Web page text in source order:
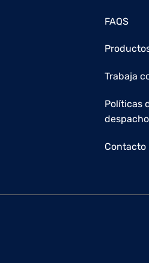
FAQS
Trabaja
Políticas
despacho
Contacto